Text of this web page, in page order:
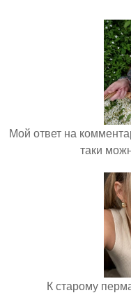
Мой ответ на
таки
К старому